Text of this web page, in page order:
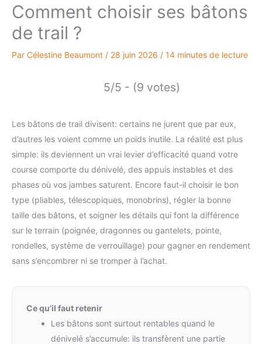
Comment choisir ses bâtons
de trail ?
Par Célestine Beaumont / 28 juin 2026 / 14 minutes de lecture
5/5 - (9 votes)
Les bâtons de trail divisent: certains ne jurent que par eux,
d’autres les voient comme un poids inutile. La réalité est plus
simple: ils deviennent un vrai levier d’efficacité quand votre
course comporte du dénivelé, des appuis instables et des
phases où vos jambes saturent. Encore faut-il choisir le bon
type (pliables, télescopiques, monobrins), régler la bonne
taille des bâtons, et soigner les détails qui font la différence
sur le terrain (poignée, dragonnes ou gantelets, pointe,
rondelles, système de verrouillage) pour gagner en rendement
sans s’encombrer ni se tromper à l’achat.
Ce qu’il faut retenir
Les bâtons sont surtout rentables quand le
dénivelé s’accumule: ils transfèrent une partie